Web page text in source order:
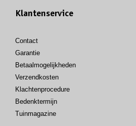
Klantenservice
Contact
Garantie
Betaalmogelijkheden
Verzendkosten
Klachtenprocedure
Bedenktermijn
Tuinmagazine